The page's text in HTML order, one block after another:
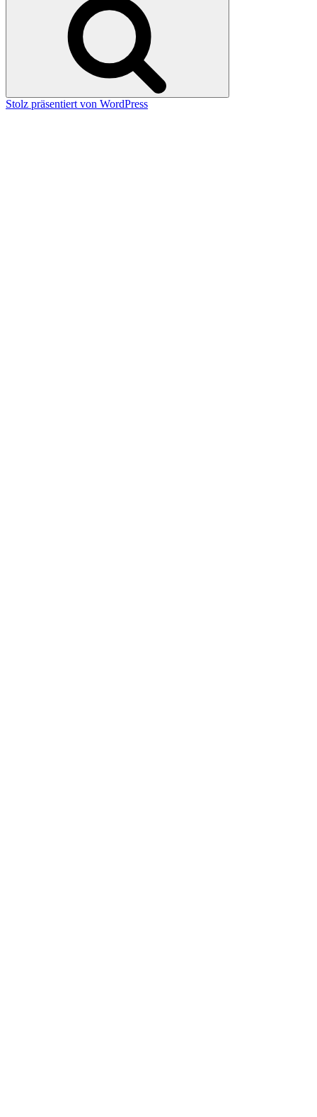
Stolz präsentiert von WordPress